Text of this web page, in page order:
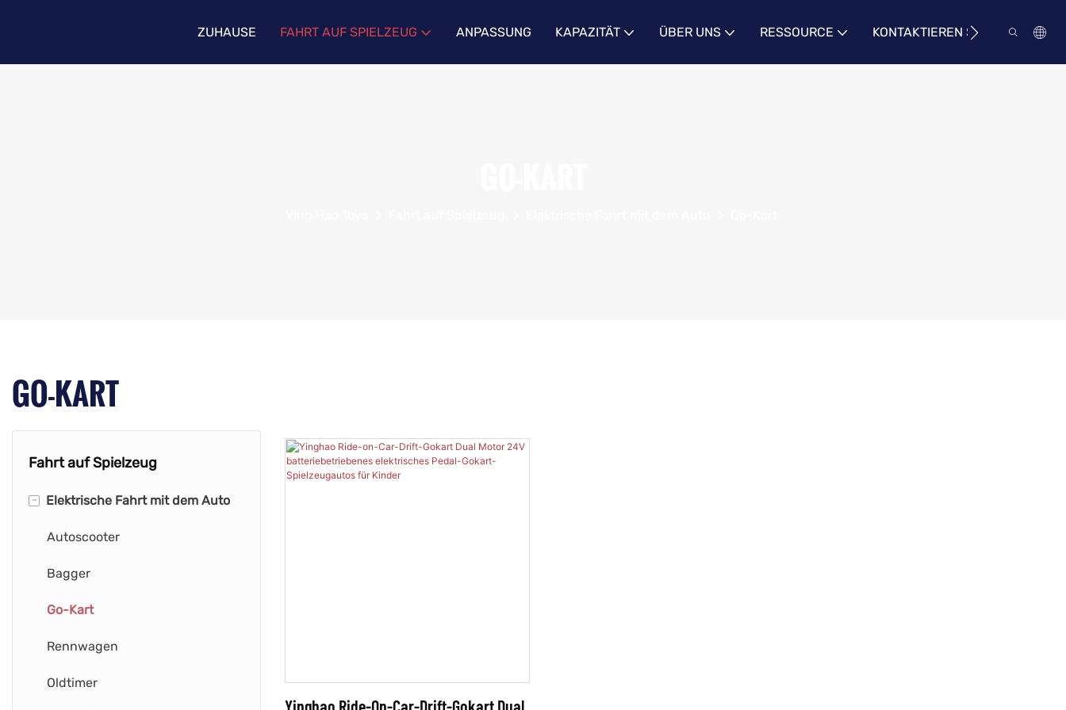
ZUHAUSE FAHRT AUF SPIELZEUG ANPASSUNG KAPAZITÄT ÜBER UNS RESSOURCE KONTAKTIEREN SIE UNS
GO-KART
Fahrt auf Spielzeug
- Elektrische Fahrt mit dem Auto
Autoscooter
Bagger
Go-Kart
Rennwagen
Oldtimer
Yinghao Ride-On-Car-Drift-Gokart Dual